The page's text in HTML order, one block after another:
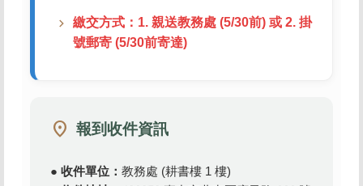
繳交方式：1. 親送教務處 (5/30前) 或 2. 掛
號郵寄 (5/30前寄達)
location_on 報到收件資訊
● 收件單位： 教務處 (耕書樓 1 樓)